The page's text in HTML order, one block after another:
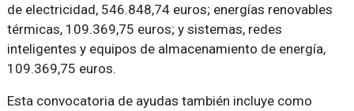
de electricidad, 546.848,74 euros; energías renovables
térmicas, 109.369,75 euros; y sistemas, redes
inteligentes y equipos de almacenamiento de energía,
109.369,75 euros.
Esta convocatoria de ayudas también incluye como